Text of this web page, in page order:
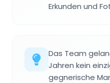
Erkunden und
Das Team
Jahren kein
gegnerische